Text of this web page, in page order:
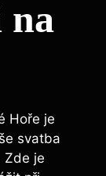
na
Hoře je
svatba
Zde je